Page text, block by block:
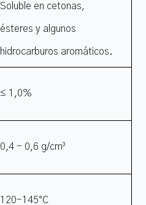
Soluble en cetonas,
ésteres y algunos
hidrocarburos aromáticos.
≤ 1,0%
0,4 - 0,6 g/cm³
120-145°C